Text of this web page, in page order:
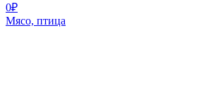
0₽
Мясо, птица